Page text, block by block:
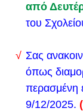
εκδρομής
Σας
για την
Επιτροπής
(Δείτε εδώ
από
του
Σας
όπως
περασμένη
9/12/2025.